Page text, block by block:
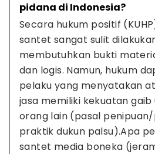
pidana di Indonesia?
Secara hukum positif
santet sangat sulit
membutuhkan bukti
dan logis. Namun, hukum
pelaku yang menyatakan
jasa memiliki kekuatan
orang lain (pasal
praktik dukun palsu).Apa
santet media boneka